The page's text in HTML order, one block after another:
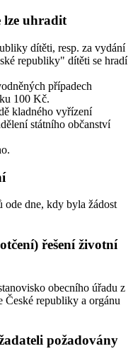
lze uhradit
dítěti, resp. za vydání
republiky" dítěti se hradí
případech
100 Kč.
kladného vyřízení
státního občanství
dne, kdy byla žádost
řešení životní
obecního úřadu z
České republiky a orgánu
požadovány